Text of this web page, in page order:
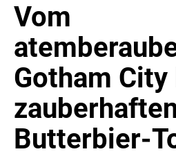
SWORDFISH
AURA
AWOL VISION
BESTATTUNG HIMMELBLAU
CARRERA
EORA
Vom
Gotham
Butterbier-